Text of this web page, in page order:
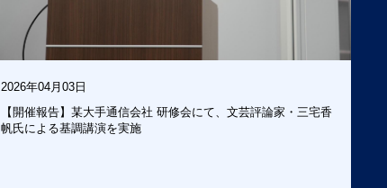
2026年04月03日
【開催報告】某大手通信会社 研修会にて、文芸評論家・三宅香
帆氏による基調講演を実施